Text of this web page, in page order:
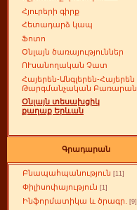
Հյուրերի գիրք
Հետադարձ կապ
Ֆոտո
Օնլայն ծառայություններ
ՈՒսանողական Չատ
Հայերեն-Անգլերեն-Հայերեն
Թարգմանչական Բառարան
Օնլայն տեսախցիկ
քաղաք Երևան
Գրադարան
Բնապահպանություն [11]
Փիլիսոփայություն [1]
Ինֆորմատիկա և ծրագր. [9]